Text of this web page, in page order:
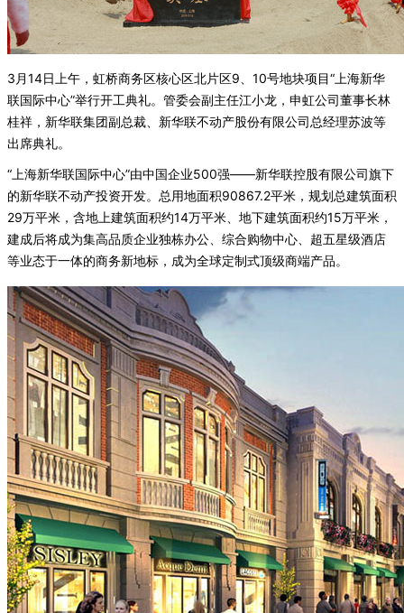
3月14日上午，虹桥商务区核心区北片区9、10号地块项目“上海新华
联国际中心”举行开工典礼。管委会副主任江小龙，申虹公司董事长林
桂祥，新华联集团副总裁、新华联不动产股份有限公司总经理苏波等
出席典礼。
“上海新华联国际中心”由中国企业500强——新华联控股有限公司旗下
的新华联不动产投资开发。总用地面积90867.2平米，规划总建筑面积
29万平米，含地上建筑面积约14万平米、地下建筑面积约15万平米，
建成后将成为集高品质企业独栋办公、综合购物中心、超五星级酒店
等业态于一体的商务新地标，成为全球定制式顶级商端产品。